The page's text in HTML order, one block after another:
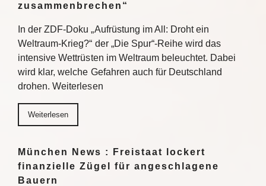
zusammenbrechen“
In der ZDF-Doku „Aufrüstung im All: Droht ein
Weltraum-Krieg?“ der „Die Spur“-Reihe wird das
intensive Wettrüsten im Weltraum beleuchtet. Dabei
wird klar, welche Gefahren auch für Deutschland
drohen. Weiterlesen
Weiterlesen
München News : Freistaat lockert
finanzielle Zügel für angeschlagene
Bauern